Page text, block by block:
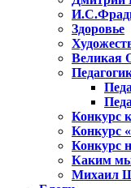
Здоровье
Великая
Конкурс
Конкурс
Конкурс
Каким мы
Михаил